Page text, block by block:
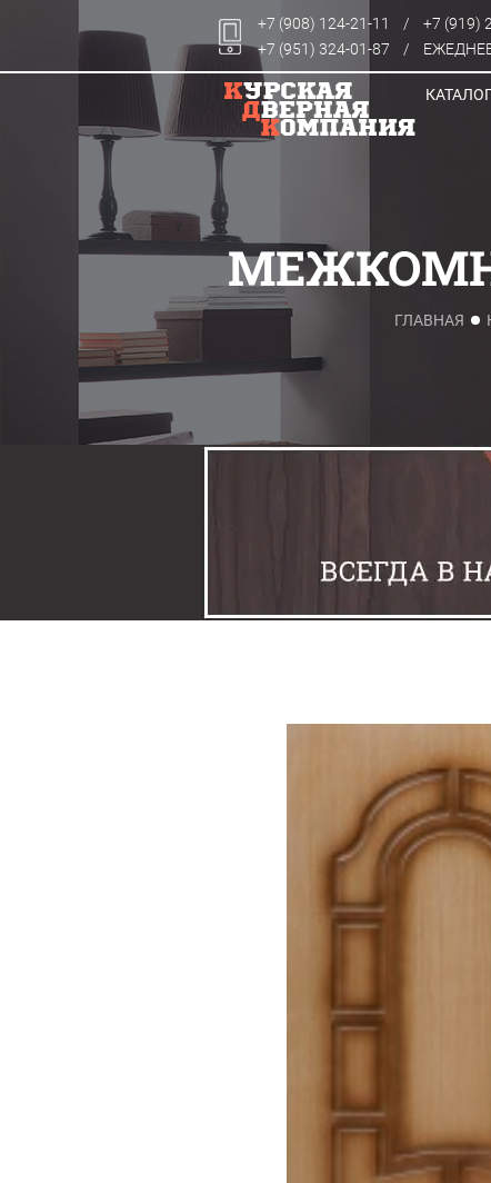
+7 (908) 124-21-11 / +7 (919)
+7 (951) 324-01-87
/
Задвижки
Замки
ГЛАВНАЯ